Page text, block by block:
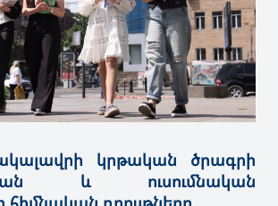
կրթական ծրագրի
և ուսումնական